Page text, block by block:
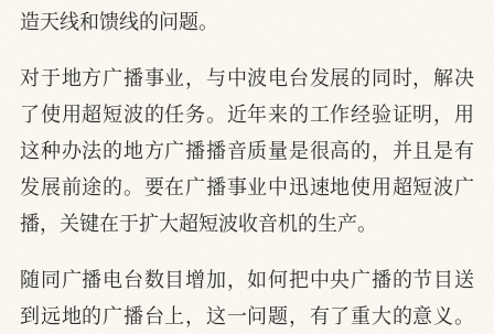
造天线和馈线的问题。
对于地方广播事业，与中波电台发展的同时，解决
了使用超短波的任务。近年来的工作经验证明，用
这种办法的地方广播播音质量是很高的，并且是有
发展前途的。要在广播事业中迅速地使用超短波广
播，关键在于扩大超短波收音机的生产。
随同广播电台数目增加，如何把中央广播的节目送
到远地的广播台上，这一问题，有了重大的意义。